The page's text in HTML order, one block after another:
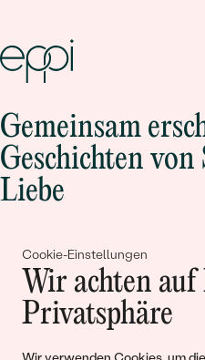
Cookie-Einstellungen
Wir achten auf
Privatsphäre
Gemeinsam
Geschichten
Liebe
Begleiten Sie uns!